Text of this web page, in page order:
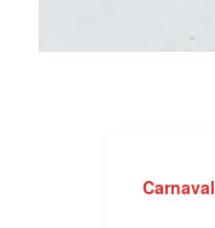
Carnaval